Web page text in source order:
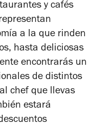
y cafés
a la que rinden
hasta deliciosas
encontrarás un
de distintos
chef que llevas
estará